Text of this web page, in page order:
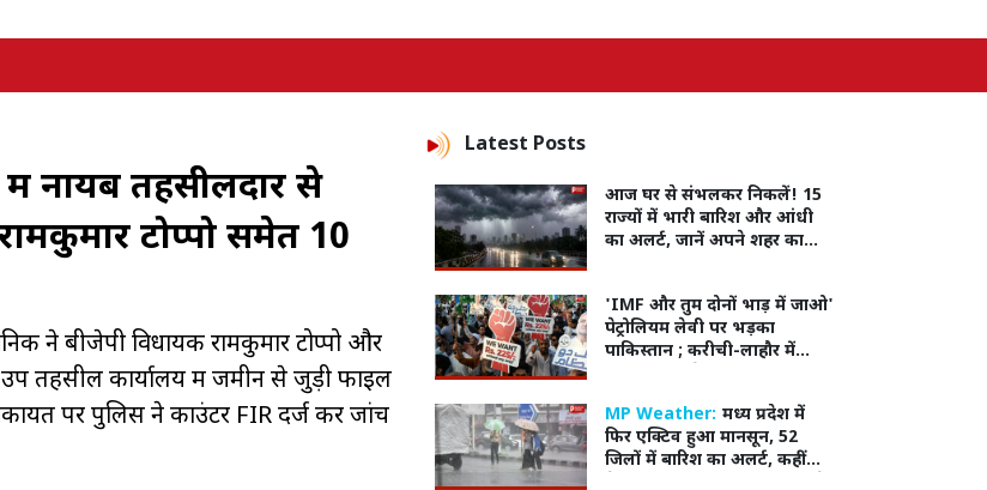
नायब तहसीलदार से
टोप्पो समेत 10
ने बीजेपी विधायक रामकुमार टोप्पो और
उप तहसील कार्यालय में जमीन से जुड़ी फाइल
पर पुलिस ने काउंटर FIR दर्ज कर जांच
Latest Posts
आज घर से संभलकर निकलें! 15
राज्यों में भारी बारिश और आंधी
का अलर्ट, जानें अपने शहर का
'IMF और तुम दोनों भाड़ में जाओ'
पेट्रोलियम लेवी पर भड़का
पाकिस्तान ; करीची-लाहौर में
MP Weather: मध्य प्रदेश में
फिर एक्टिव हुआ मानसून, 52
जिलों में बारिश का अलर्ट, कहीं